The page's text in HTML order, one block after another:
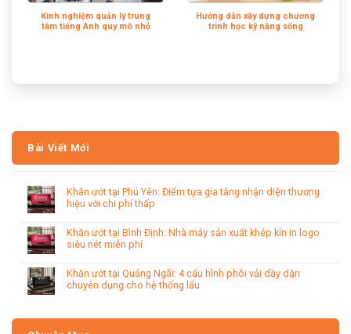
Kinh nghiệm quản lý trung
tâm tiếng Anh quy mô nhỏ
Hướng dẫn xây dựng chương
trình học kỹ năng sống
Bài Viết Mới
Khăn ướt tại Phú Yên: Điểm tựa gia tăng nhận diện thương
hiệu với chi phí thấp
Khăn ướt tại Bình Định: Nhà máy sản xuất khép kín in logo
siêu nét miễn phí
Khăn ướt tại Quảng Ngãi: 4 cấu hình phôi vải dầy dặn
chuyên dụng cho hệ thống lẩu